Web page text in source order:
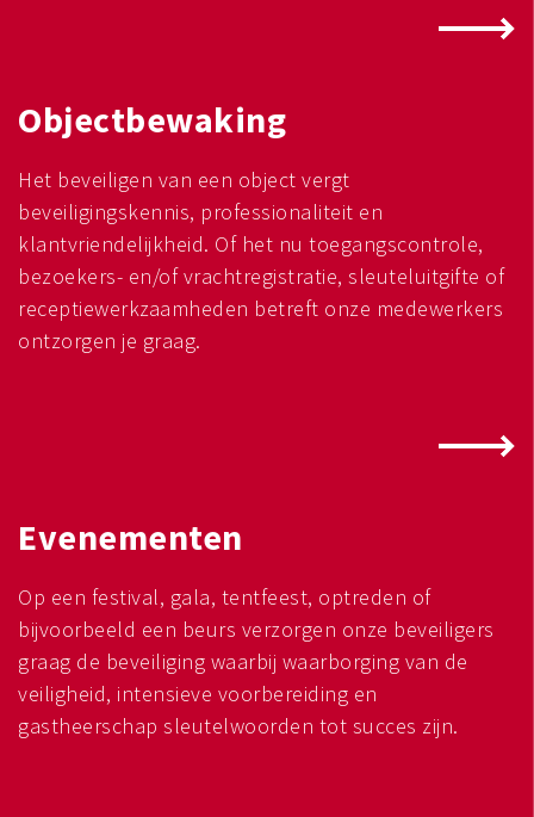
Objectbewaking
Het beveiligen van een object vergt
beveiligingskennis, professionaliteit en
klantvriendelijkheid. Of het nu toegangscontrole,
bezoekers- en/of vrachtregistratie, sleuteluitgifte of
receptiewerkzaamheden betreft onze medewerkers
ontzorgen je graag.
Evenementen
Op een festival, gala, tentfeest, optreden of
bijvoorbeeld een beurs verzorgen onze beveiligers
graag de beveiliging waarbij waarborging van de
veiligheid, intensieve voorbereiding en
gastheerschap sleutelwoorden tot succes zijn.